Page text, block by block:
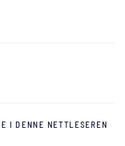
I DENNE NETTLESEREN